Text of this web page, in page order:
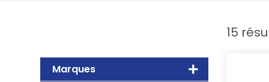
Marques
15